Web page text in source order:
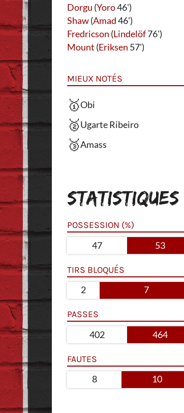
Dorgu (Yoro46')
Shaw(Amad46')
Fredricson (Lindelöf76')
Mount (Eriksen 57')
MIEUX NOTÉS
🥇Obi
🥈Ugarte Ribeiro
🥉Amass
STATISTIQUES
POSSESSION (%)
47 53
TIRS BLOQUÉS
2 7
PASSES
402 464
FAUTES
8 10